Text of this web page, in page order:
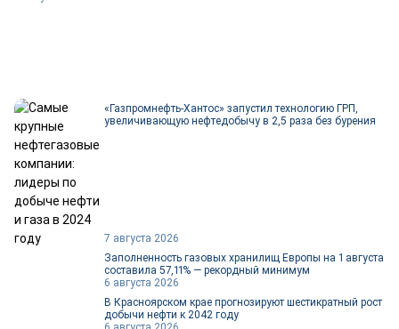
«Газпромнефть-Хантос» запустил технологию ГРП,
увеличивающую нефтедобычу в 2,5 раза без бурения
7 августа 2026
Заполненность газовых хранилищ Европы на 1 августа
составила 57,11% — рекордный минимум
6 августа 2026
В Красноярском крае прогнозируют шестикратный рост
добычи нефти к 2042 году